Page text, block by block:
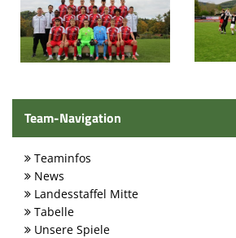
Tennis
Sport - Kids
Sport - Frauen
Sport - Mixed
Sport - Männer
Moschdschlozer
Team-Navigation
Teaminfos
News
Landesstaffel Mitte
Tabelle
Unsere Spiele